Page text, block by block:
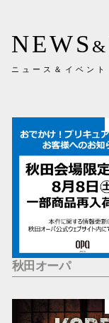
NEWS &
ニュース＆イベント
秋田オーパ